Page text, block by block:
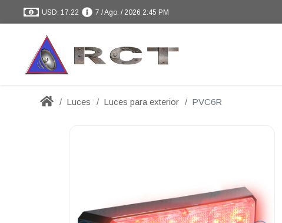
USD: 17.22 7 / Ago. / 2026 2:45 PM
Luces Luces para exterior PVC6R